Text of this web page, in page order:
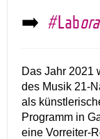
➡️ #Lab
Das Jahr 2021
des Musik 21-
als
Programm in
eine Vorreiter-